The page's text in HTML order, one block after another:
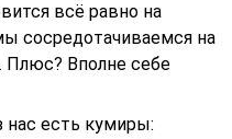
всё равно на
сосредотачиваемся на
Плюс? Вполне себе
нас есть кумиры: